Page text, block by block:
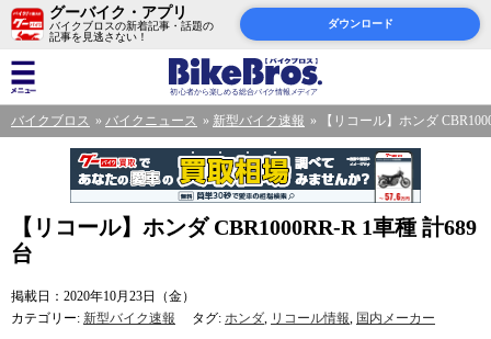
グーバイク・アプリ
バイクブロスの新着記事・話題の
記事を見逃さない！
ダウンロード
バイクブロス バイクニュース 新型バイク速報 【リコール】ホンダ
【リコール】ホンダ CBR1000RR-R 1車種 計689
台
掲載日：2020年10月23日（金）
カテゴリー: 新型バイク速報 タグ: ホンダ, リコール情報, 国内メーカー